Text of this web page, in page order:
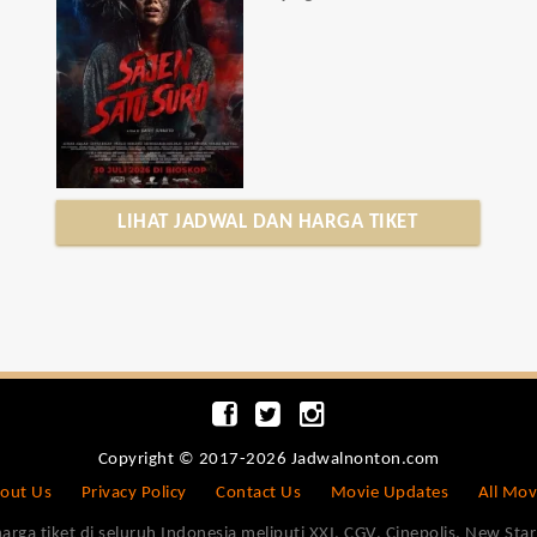
LIHAT JADWAL DAN HARGA TIKET
Copyright © 2017-2026 Jadwalnonton.com
Us
Privacy Policy Contact Us Movie Updates All